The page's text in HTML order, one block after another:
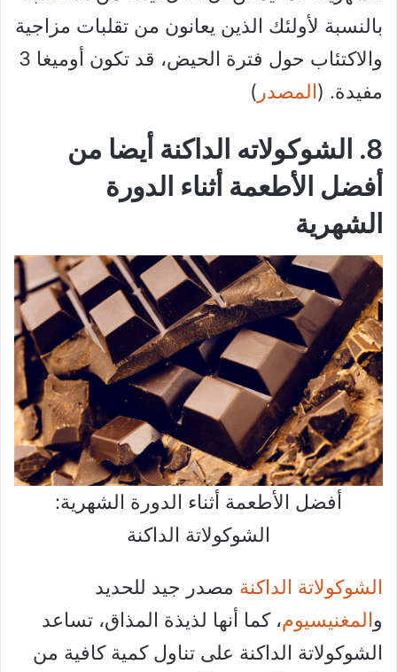
بالنسبة لأولئك الذين يعانون من تقلبات مزاجية
والاكتئاب حول فترة الحيض، قد تكون أوميغا 3
مفيدة. (المصدر )
8. الشوكولاته الداكنة أيضا من
أفضل الأطعمة أثناء الدورة
الشهرية
أفضل الأطعمة أثناء الدورة الشهرية:
الشوكولاتة الداكنة
الشوكولاتة الداكنة مصدر جيد للحديد
والمغنيسيوم، كما أنها لذيذة المذاق، تساعد
الشوكولاتة الداكنة على تناول كمية كافية من